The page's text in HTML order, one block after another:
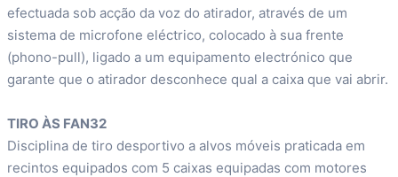
efectuada sob acção da voz do atirador, através de um
sistema de microfone eléctrico, colocado à sua frente
(phono-pull), ligado a um equipamento electrónico que
garante que o atirador desconhece qual a caixa que vai abrir.
TIRO ÀS FAN32
Disciplina de tiro desportivo a alvos móveis praticada em
recintos equipados com 5 caixas equipadas com motores